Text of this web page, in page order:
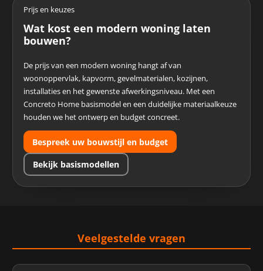
Prijs en keuzes
Wat kost een modern woning laten
bouwen?
De prijs van een modern woning hangt af van
woonoppervlak, kapvorm, gevelmaterialen, kozijnen,
installaties en het gewenste afwerkingsniveau. Met een
Concreto Home basismodel en een duidelijke materiaalkeuze
houden we het ontwerp en budget concreet.
Bespreek uw bouwstijl en budget
Bekijk basismodellen
Veelgestelde vragen